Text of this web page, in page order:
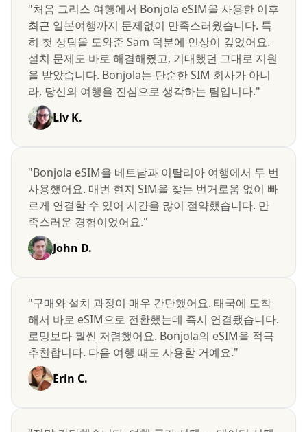
"처음 그리스 여행에서 Bonjola eSIM을 사용한 이후
최근 일본여행까지 문제없이 만족스러웠습니다. 특
히 첫 상담을 도와준 Sam 덕분에 인상이 깊었어요.
설치 문제도 바로 해결해줬고, 기대했던 그대로 지원
을 받았습니다. Bonjola는 단순한 SIM 회사가 아니
라, 당신의 여행을 진심으로 생각하는 팀입니다."
Liv K.
"Bonjola eSIM을 베트남과 이탈리아 여행에서 두 번
사용했어요. 매번 현지 SIM을 찾는 번거로움 없이 빠
르게 연결할 수 있어 시간을 많이 절약했습니다. 만
족스러운 경험이었어요."
John D.
"구매와 설치 과정이 매우 간단했어요. 태국에 도착
해서 바로 eSIM으로 전환했는데 즉시 연결됐습니다.
로밍보다 훨씬 저렴했어요. Bonjola의 eSIM을 적극
추천합니다. 다음 여행 때도 사용할 거예요."
Erin C.